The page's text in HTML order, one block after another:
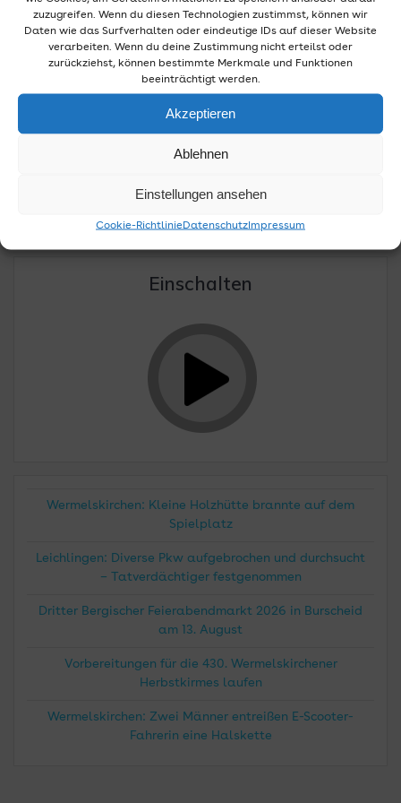
zuzugreifen. Wenn du diesen Technologien zustimmst, können wir
Daten wie das Surfverhalten oder eindeutige IDs auf dieser Website
verarbeiten. Wenn du deine Zustimmung nicht erteilst oder
zurückziehst, können bestimmte Merkmale und Funktionen
beeinträchtigt werden.
Akzeptieren
Ablehnen
Einstellungen ansehen
Cookie-RichtlinieDatenschutzImpressum
verlängert -X24 ist eingestellt Am Sonntag, den
13.04.2025, findet bei der wupsi ein Fahrplanwechsel
statt. Wie bereits vorab berichtet, wird die
Schnellbuslinie X24, die bisher die Städte
Wermelskirchen und Leverkusen verbunden hat,
Bergischen Kreises, der Stadt Leverkusen, der RVK und
der wupsi…
Einschalten
Wermelskirchen: Kleine Holzhütte brannte auf dem
Spielplatz
Leichlingen: Diverse Pkw aufgebrochen und durchsucht
– Tatverdächtiger festgenommen
Dritter Bergischer Feierabendmarkt 2026 in Burscheid
am 13. August
Vorbereitungen für die 430. Wermelskirchener
Herbstkirmes laufen
Wermelskirchen: Zwei Männer entreißen E-Scooter-
Fahrerin eine Halskette